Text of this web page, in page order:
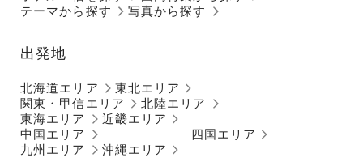
テーマから探す
写真から探す
出発地
北海道エリア
東北エリア
関東・甲信エリア
北陸エリア
東海エリア
近畿エリア
中国エリア
四国エリア
九州エリア
沖縄エリア